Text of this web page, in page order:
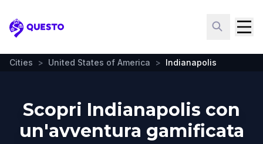
Questo
Cities > United States of America > Indianapolis
Scopri Indianapolis con
un'avventura gamificata